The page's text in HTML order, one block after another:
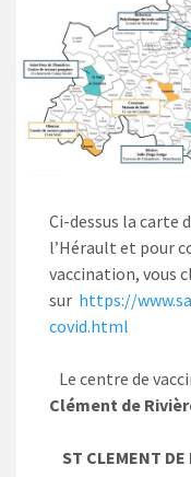
Ci-dessus la carte
l’Hérault et pour
vaccination, vous
sur https://
covid.html
Le centre de
Clément de
ST CLEMENT